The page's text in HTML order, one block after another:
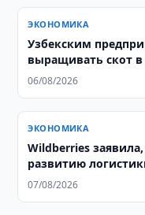
ЭКОНОМИКА
Узбекским
выращивать скот в
экспорта в
06/08/2026
ЭКОНОМИКА
Wildberries
развитию
07/08/2026